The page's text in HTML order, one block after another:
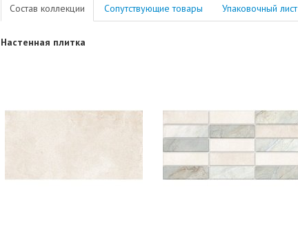
Состав коллекции Сопутствующие товары Упаковочный лист
Настенная плитка